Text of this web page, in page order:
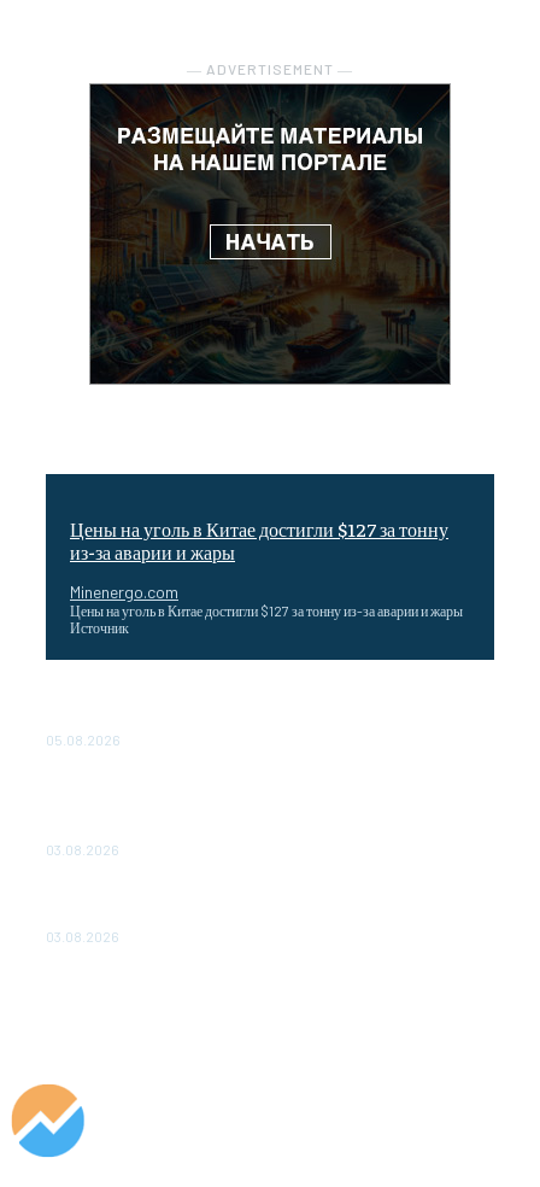
― ADVERTISEMENT ―
Цены на уголь в Китае достигли $127 за тонну
из-за аварии и жары
Minenergo.com
Цены на уголь в Китае достигли $127 за тонну из-за аварии и жары
Источник
05.08.2026
03.08.2026
03.08.2026